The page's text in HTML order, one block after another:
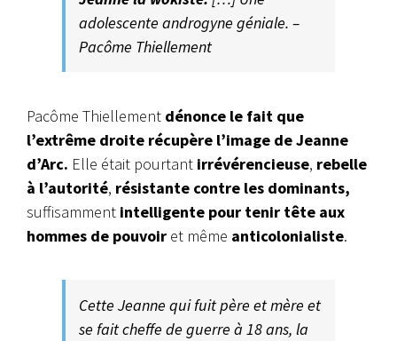
adolescente androgyne géniale. –
Pacôme Thiellement
Pacôme Thiellement dénonce le fait que
l’extrême droite récupère l’image de Jeanne
d’Arc. Elle était pourtant irrévérencieuse, rebelle
à l’autorité, résistante contre les dominants,
suffisamment intelligente pour tenir tête aux
hommes de pouvoir et même anticolonialiste.
Cette Jeanne qui fuit père et mère et
se fait cheffe de guerre à 18 ans, la